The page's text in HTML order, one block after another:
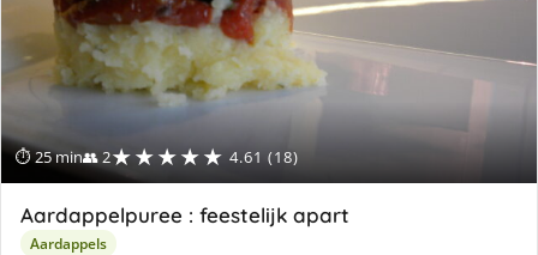
⏱ 25 min👥 2★★★★★ 4.61 (18)
Aardappelpuree : feestelijk apart
Aardappels